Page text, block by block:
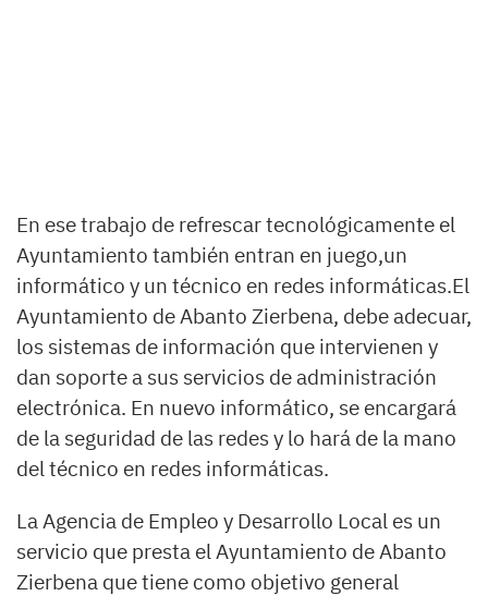
En ese trabajo de refrescar tecnológicamente el
Ayuntamiento también entran en juego,un
informático y un técnico en redes informáticas.El
Ayuntamiento de Abanto Zierbena, debe adecuar,
los sistemas de información que intervienen y
dan soporte a sus servicios de administración
electrónica. En nuevo informático, se encargará
de la seguridad de las redes y lo hará de la mano
del técnico en redes informáticas.
La Agencia de Empleo y Desarrollo Local es un
servicio que presta el Ayuntamiento de Abanto
Zierbena que tiene como objetivo general